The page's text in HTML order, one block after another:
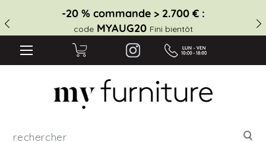
-20 % commande > 2.700 € :
code MYAUG20 Fini bientôt